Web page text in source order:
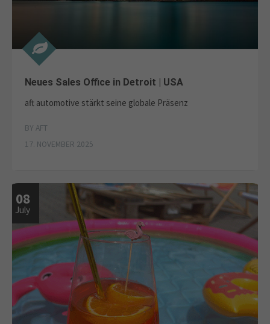
Neues Sales Office in Detroit | USA
aft automotive stärkt seine globale Präsenz
BY AFT
17. NOVEMBER 2025
08
July